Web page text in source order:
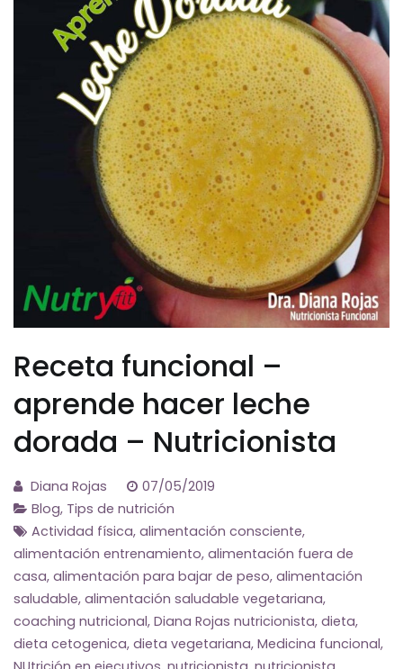
Receta funcional –
aprende hacer leche
dorada – Nutricionista
Diana Rojas
07/05/2019
Blog, Tips de nutrición
Actividad física, alimentación consciente,
alimentación entrenamiento, alimentación fuera de
casa, alimentación para bajar de peso, alimentación
saludable, alimentación saludable vegetariana,
coaching nutricional, Diana Rojas nutricionista, dieta,
dieta cetogenica, dieta vegetariana, Medicina funcional,